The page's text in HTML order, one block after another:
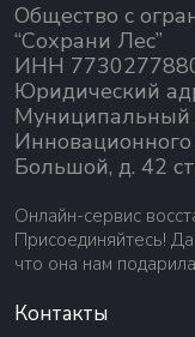
Общество с
“Сохрани Лес”
ИНН
Юридический
Муниципальный
Большой, д. 42
Онлайн-сервис
Присоединяйтесь!
что она нам
Контакты